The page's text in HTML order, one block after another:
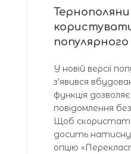
У новій версії
з’явився
функція
повідомлення
Щоб
досить
опцію